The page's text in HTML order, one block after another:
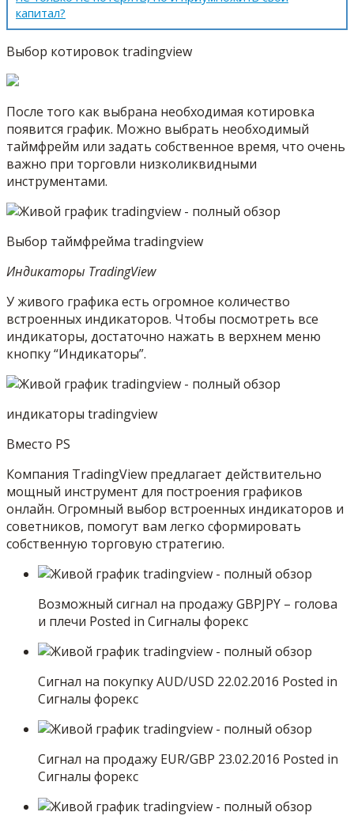
капитал?
Выбор котировок tradingview
После того как выбрана необходимая котировка
появится график. Можно выбрать необходимый
таймфрейм или задать собственное время, что очень
важно при торговли низколиквидными
инструментами.
Выбор таймфрейма tradingview
Индикаторы TradingView
У живого графика есть огромное количество
встроенных индикаторов. Чтобы посмотреть все
индикаторы, достаточно нажать в верхнем меню
кнопку “Индикаторы”.
индикаторы tradingview
Вместо PS
Компания TradingView предлагает действительно
мощный инструмент для построения графиков
онлайн. Огромный выбор встроенных индикаторов и
советников, помогут вам легко сформировать
собственную торговую стратегию.
Возможный сигнал на продажу GBPJPY – голова
и плечи Posted in Сигналы форекс
Сигнал на покупку AUD/USD 22.02.2016 Posted in
Сигналы форекс
Сигнал на продажу EUR/GBP 23.02.2016 Posted in
Сигналы форекс